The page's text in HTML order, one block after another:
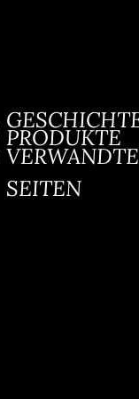
PRODUKTE
VERWANDTE
SEITEN